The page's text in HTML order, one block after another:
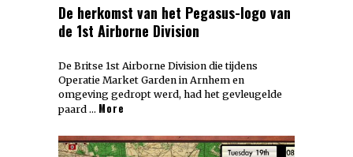
De herkomst van het Pegasus-logo van
de 1st Airborne Division
De Britse 1st Airborne Division die tijdens
Operatie Market Garden in Arnhem en
omgeving gedropt werd, had het gevleugelde
paard … More